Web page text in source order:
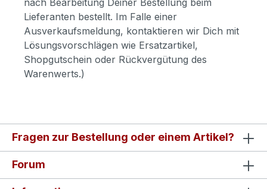
Lieferanten bestellt. Im Falle einer
Ausverkaufsmeldung, kontaktieren wir Dich mit
Lösungsvorschlägen wie Ersatzartikel,
Shopgutschein oder Rückvergütung des
Warenwerts.)
Fragen zur Bestellung oder einem Artikel?
Forum